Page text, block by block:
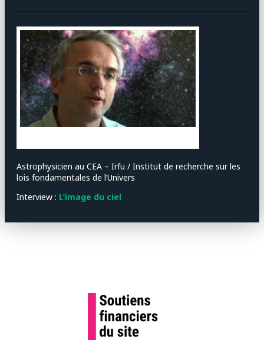
Astrophysicien au CEA – Irfu / Institut de recherche sur les
lois fondamentales de l’Univers
Interview : L’image du ciel